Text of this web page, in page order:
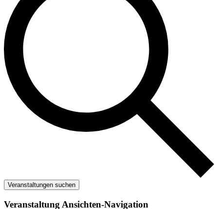
Veranstaltungen suchen
Veranstaltung Ansichten-Navigation